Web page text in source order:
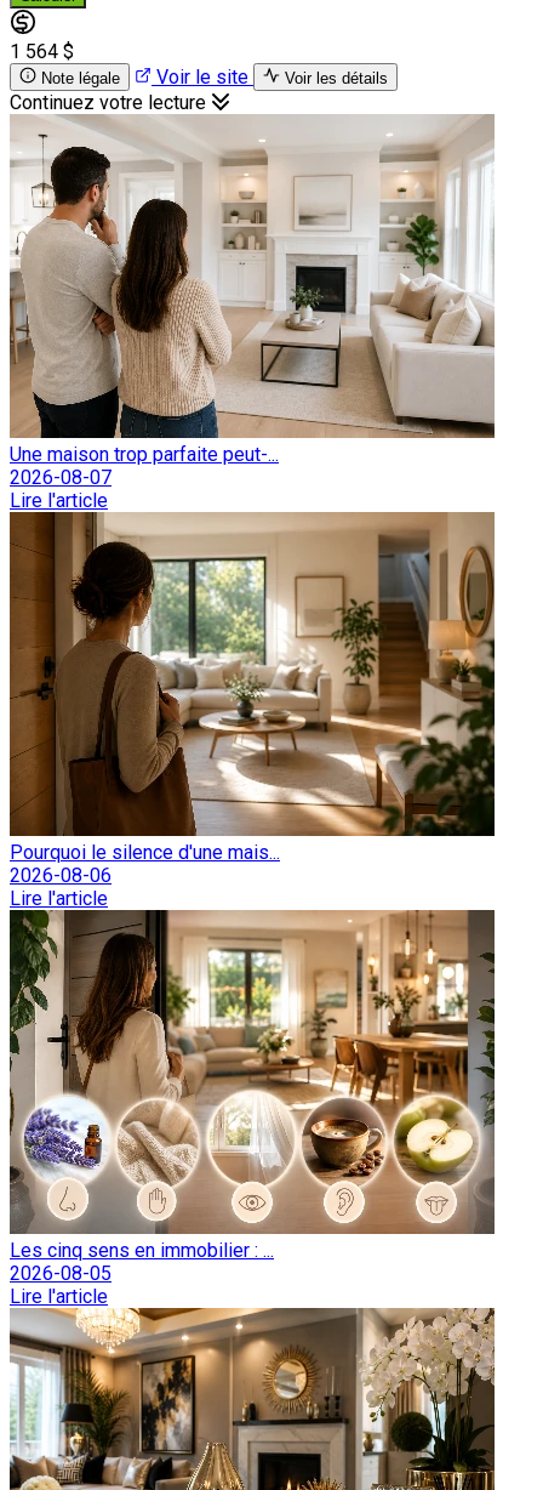
1 564 $
Note légale Voir le site Voir les détails
Continuez votre lecture
Une maison trop parfaite peut-...
2026-08-07
Lire l'article
Pourquoi le silence d'une mais...
2026-08-06
Lire l'article
Les cinq sens en immobilier : ...
2026-08-05
Lire l'article